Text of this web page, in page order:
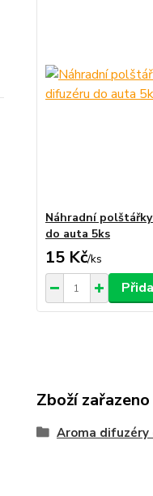
Náhradní
do auta 5ks
15 Kč/ks
Zboží
Aroma difuzéry